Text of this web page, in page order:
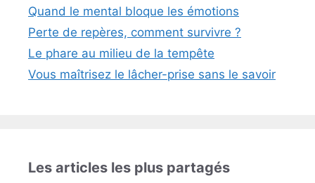
Quand le mental bloque les émotions
Perte de repères, comment survivre ?
Le phare au milieu de la tempête
Vous maîtrisez le lâcher-prise sans le savoir
Les articles les plus partagés